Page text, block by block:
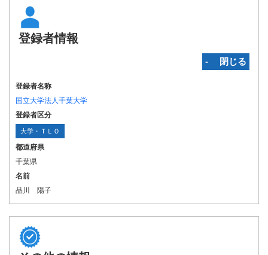
登録者情報
‐ 閉じる
登録者名称
国立大学法人千葉大学
登録者区分
大学・ＴＬＯ
都道府県
千葉県
名前
品川 陽子